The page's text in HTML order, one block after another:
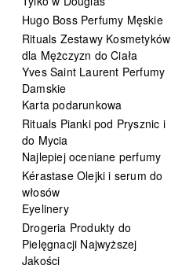
Hugo Boss Perfumy Męskie
Rituals Zestawy Kosmetyków
dla Mężczyzn do Ciała
Yves Saint Laurent Perfumy
Damskie
Karta podarunkowa
Rituals Pianki pod Prysznic i
do Mycia
Najlepiej oceniane perfumy
Kérastase Olejki i serum do
włosów
Eyelinery
Drogeria Produkty do
Pielęgnacji Najwyższej
Jakości